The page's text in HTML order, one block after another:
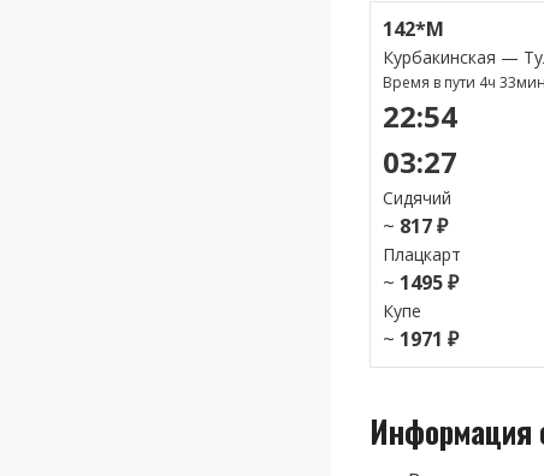
142*М
Курбакинская —
Время в пути 4ч 33мин
22:54
03:27
Сидячий
~ 817 ₽
Плацкарт
~ 1495 ₽
Купе
~ 1971 ₽
Информация